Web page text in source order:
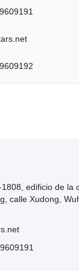
edificio de la
calle Xudong,